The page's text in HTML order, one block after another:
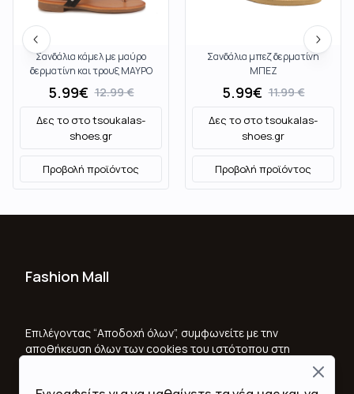
Επιλέγοντας “Αποδοχή όλων”, συμφωνείτε με την
αποθήκευση όλων των cookies του ιστότοπου στη
Close
Σανδάλια κάμελ με μαύρο
δερματίνη και τρουξ ΜΑΥΡΟ
5.99€ 12.99€
Δες το στοtsoukalas-
shoes.gr
Προβολή προϊόντος
Σανδάλια μπεζ δερματίνη
ΜΠΕΖ
5.99€ 11.99€
Δες το στοtsoukalas-
shoes.gr
Προβολή προϊόντος
Fashion Mall
Όροι Χρήσης & Προϋποθέσεις
Πολιτική Απορρήτου